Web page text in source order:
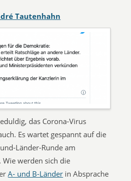
Tautenhahn
das Corona-Virus
Es wartet gespannt auf die
Länder-Runde am
werden sich die
A- und B-Länder in Absprache